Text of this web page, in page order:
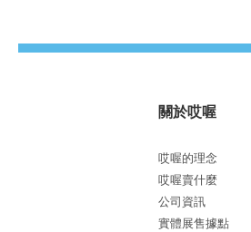
關於哎喔
哎喔的理念
哎喔賣什麼
公司資訊
實體展售據點